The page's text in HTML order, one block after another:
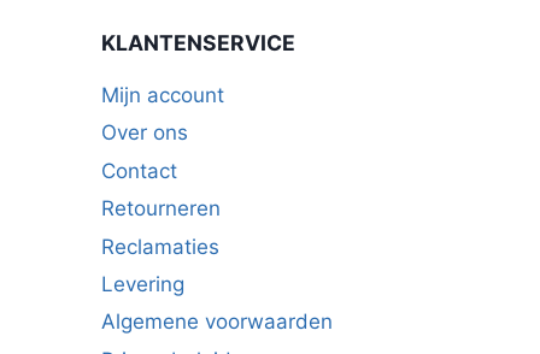
KLANTENSERVICE
Mijn account
Over ons
Contact
Retourneren
Reclamaties
Levering
Algemene voorwaarden